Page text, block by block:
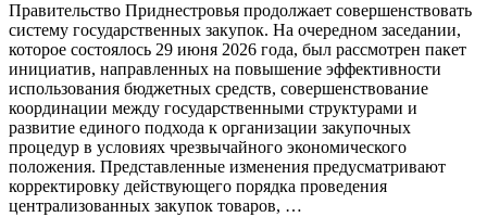
Правительство Приднестровья продолжает совершенствовать
систему государственных закупок. На очередном заседании,
которое состоялось 29 июня 2026 года, был рассмотрен пакет
инициатив, направленных на повышение эффективности
использования бюджетных средств, совершенствование
координации между государственными структурами и
развитие единого подхода к организации закупочных
процедур в условиях чрезвычайного экономического
положения. Представленные изменения предусматривают
корректировку действующего порядка проведения
централизованных закупок товаров, …